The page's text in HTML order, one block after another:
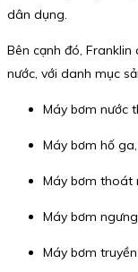
dân dụng.
Bên cạnh đó,
nước, với danh mục
Máy bơm nước
Máy bơm hố
Máy bơm thoát
Máy bơm
Máy bơm